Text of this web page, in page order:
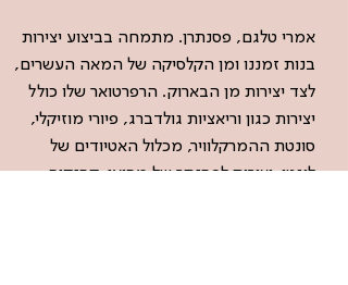
אמרי טלגם, פסנתרן. מתמחה בביצוע יצירות
בנות זמננו ומן הקלסיקה של המאה העשרים,
לצד יצירות מן הבארוק. הרפרטואר שלו כולל
יצירות כגון וריאציות גולדברג, פיורי מוזיקלי,
סונטת ההמרקלוויר, מכלול האטיודים של
ליגטי, יצירות לפסנתר של מסיאן, קסנקיס,